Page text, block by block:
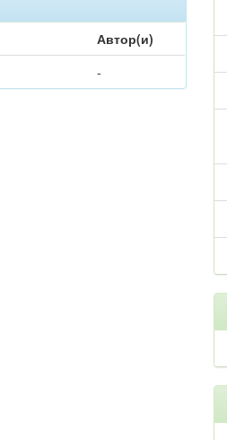
Автор(и)
-